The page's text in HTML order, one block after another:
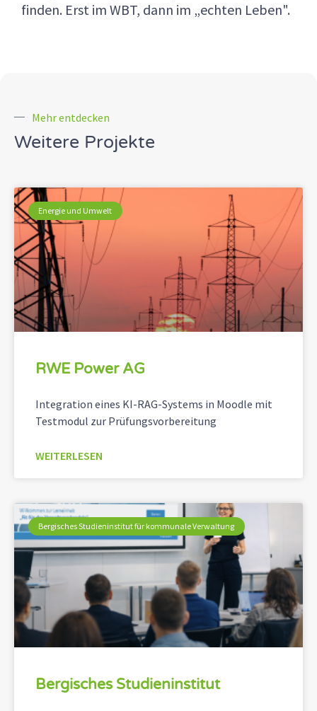
finden. Erst im WBT, dann im „echten Leben".
Mehr entdecken
Weitere Projekte
Energie und Umwelt
RWE Power AG
Integration eines KI-RAG-Systems in Moodle mit
Testmodul zur Prüfungsvorbereitung
WEITERLESEN
Bergisches Studieninstitut für kommunale Verwaltung
Bergisches Studieninstitut